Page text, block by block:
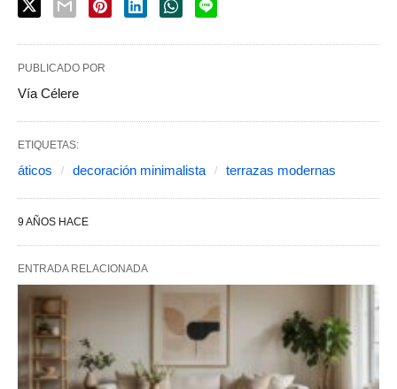
PUBLICADO POR
Vía Célere
ETIQUETAS:
áticos decoración minimalista terrazas modernas
9 AÑOS HACE
ENTRADA RELACIONADA